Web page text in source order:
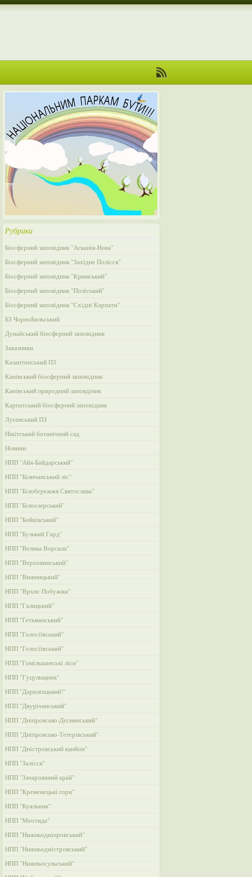
Рубрики
Біосферний заповідник "Асканія-Нова"
Біосферний заповідник "Західне Полісся"
Біосферний заповідник "Кримський"
Біосферний заповідник "Поліський"
Біосферний заповідник "Східні Карпати"
БЗ ЧорноБильський
Дунайський біосферний заповідник
Заказники
Казантипський ПЗ
Канівський біосферний заповідник
Канівський природний заповдіник
Карпатський біосферний заповідник
Луганський ПЗ
Нікітський ботанічний сад
Новини
НПП "Айя-Байдарський"
НПП "Біличанський ліс"
НПП "Білобережжя Святослава"
НПП "Білоозерський"
НПП "Бойківський"
НПП "Бузький Гард"
НПП "Велика Ворскла"
НПП "Верховинський"
НПП "Вижницький"
НПП "Врхнє Побужжя"
НПП "Галицький"
НПП "Гетьманський"
НПП "Голосіївський"
НПП "Голосіївський"
НПП "Гомільшанські ліси"
НПП "Гуцульщина"
НПП "Дарилгацький!"
НПП "Двурічанський"
НПП "Дніпровсько-Деснянський"
НПП "Дніпровсько-Тетерівський"
НПП "Дністровський канйон"
НПП "Залісся"
НПП "Зачарований край"
НПП "Кременецькі гори"
НПП "Куяльник"
НПП "Меотида"
НПП "Нижньодніпровський"
НПП "Нижньодністровський"
НПП "Нижньосульський"